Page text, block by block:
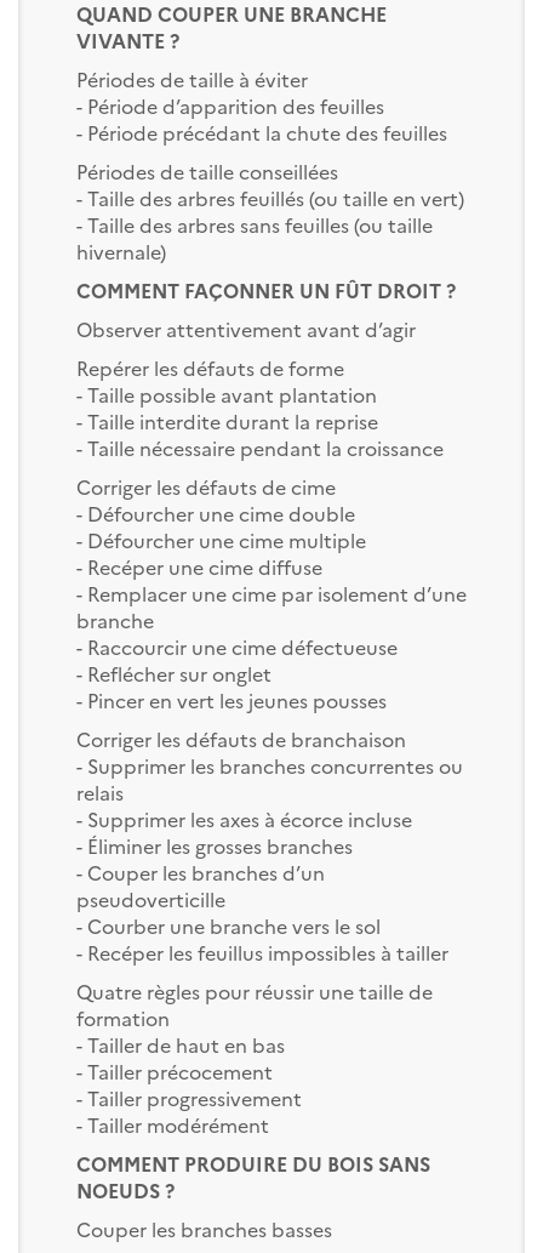
QUAND COUPER UNE BRANCHE
VIVANTE ?
Périodes de taille à éviter
- Période d’apparition des feuilles
- Période précédant la chute des feuilles
Périodes de taille conseillées
- Taille des arbres feuillés (ou taille en vert)
- Taille des arbres sans feuilles (ou taille
hivernale)
COMMENT FAÇONNER UN FÛT DROIT ?
Observer attentivement avant d’agir
Repérer les défauts de forme
- Taille possible avant plantation
- Taille interdite durant la reprise
- Taille nécessaire pendant la croissance
Corriger les défauts de cime
- Défourcher une cime double
- Défourcher une cime multiple
- Recéper une cime diffuse
- Remplacer une cime par isolement d’une
branche
- Raccourcir une cime défectueuse
- Reflécher sur onglet
- Pincer en vert les jeunes pousses
Corriger les défauts de branchaison
- Supprimer les branches concurrentes ou
relais
- Supprimer les axes à écorce incluse
- Éliminer les grosses branches
- Couper les branches d’un
pseudoverticille
- Courber une branche vers le sol
- Recéper les feuillus impossibles à tailler
Quatre règles pour réussir une taille de
formation
- Tailler de haut en bas
- Tailler précocement
- Tailler progressivement
- Tailler modérément
COMMENT PRODUIRE DU BOIS SANS
NOEUDS ?
Couper les branches basses